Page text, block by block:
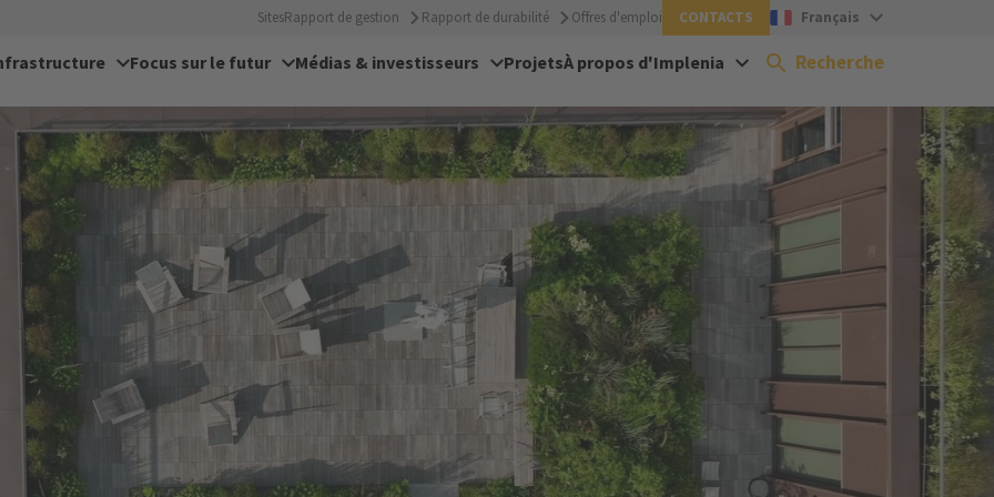
SitesRapport de gestion Rapport de durabilité Offres d'emploi CONTACTS Français
Focus sur le futur Médias & investisseurs ProjetsÀ propos d'Implenia Recherche